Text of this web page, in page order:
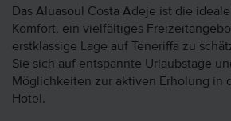
Das Aluasoul Costa Adeje ist die
Komfort, ein vielfältiges
erstklassige Lage auf Teneriffa zu
Sie sich auf entspannte Urlaubstage
Möglichkeiten zur aktiven Erholung in
Hotel.